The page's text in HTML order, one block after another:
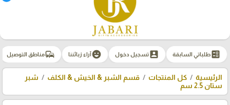
ballotطلباتي السابقة account_boxتسجيل دخول emoji_emotionsآراء زبائننا commuteمناطق التوصيل
الرئيسية كل المنتجات قسم الشبر & الخيش & الكلف
شبر
ستان 2.5 سم